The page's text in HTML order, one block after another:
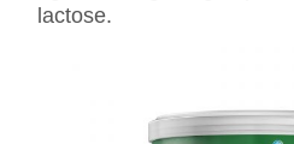
lactose.